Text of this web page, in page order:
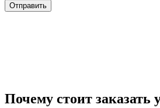
Отправить
Почему стоит заказать